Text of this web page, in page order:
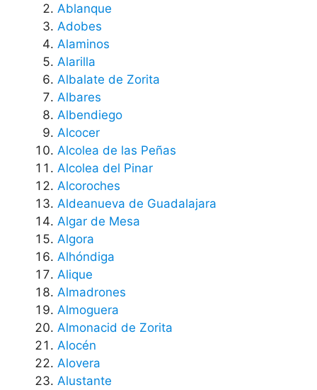
Ablanque
Adobes
Alaminos
Alarilla
Albalate de Zorita
Albares
Albendiego
Alcocer
Alcolea de las Peñas
Alcolea del Pinar
Alcoroches
Aldeanueva de Guadalajara
Algar de Mesa
Algora
Alhóndiga
Alique
Almadrones
Almoguera
Almonacid de Zorita
Alocén
Alovera
Alustante